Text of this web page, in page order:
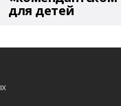
для детей